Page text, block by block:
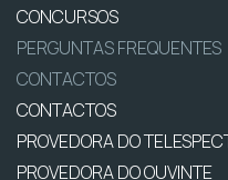
CONCURSOS
PERGUNTAS FREQUENTES
CONTACTOS
CONTACTOS
PROVEDORA DO
PROVEDORA DO OUVINTE